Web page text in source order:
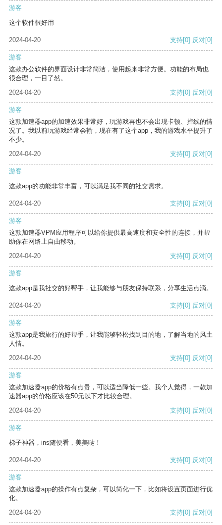
游客
这个软件很好用
2024-04-20 支持[0] 反对[0]
游客
这款办公软件的界面设计非常简洁，使用起来非常方便。功能的布局也
很合理，一目了然。
2024-04-20
支持[0] 反对[0]
游客
这款加速器app的加速效果非常好，玩游戏再也不会出现卡顿、掉线的情
况了。我以前玩游戏经常会输，现在有了这个app，我的游戏水平提升了
不少。
2024-04-20
支持[0] 反对[0]
游客
这款app的功能非常丰富，可以满足我不同的社交需求。
2024-04-20 支持[0] 反对[0]
游客
这款加速器VPM应用程序可以给你提供最高速度和安全性的连接，并帮
助你在网络上自由移动。
2024-04-20
支持[0] 反对[0]
游客
这款app是我社交的好帮手，让我能够与朋友保持联系，分享生活点滴。
2024-04-20 支持[0] 反对[0]
游客
这款app是我旅行的好帮手，让我能够轻松找到目的地，了解当地的风土
人情。
2024-04-20
支持[0] 反对[0]
游客
这款加速器app的价格有点贵，可以适当降低一些。我个人觉得，一款加
速器app的价格应该在50元以下才比较合理。
2024-04-20
支持[0] 反对[0]
游客
梯子神器，ins随便看，美美哒！
2024-04-20 支持[0] 反对[0]
游客
这款加速器app的操作有点复杂，可以简化一下，比如将设置页面进行优
化。
2024-04-20
支持[0] 反对[0]